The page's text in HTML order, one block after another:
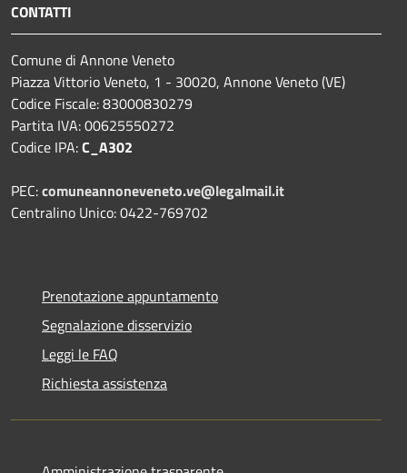
CONTATTI
Comune di Annone Veneto
Piazza Vittorio Veneto, 1 - 30020, Annone Veneto (VE)
Codice Fiscale: 83000830279
Partita IVA: 00625550272
Codice IPA:C_A302
PEC:comuneannoneveneto.ve@legalmail.it
Centralino Unico: 0422-769702
Prenotazione appuntamento
Segnalazione disservizio
Leggi le FAQ
Richiesta assistenza